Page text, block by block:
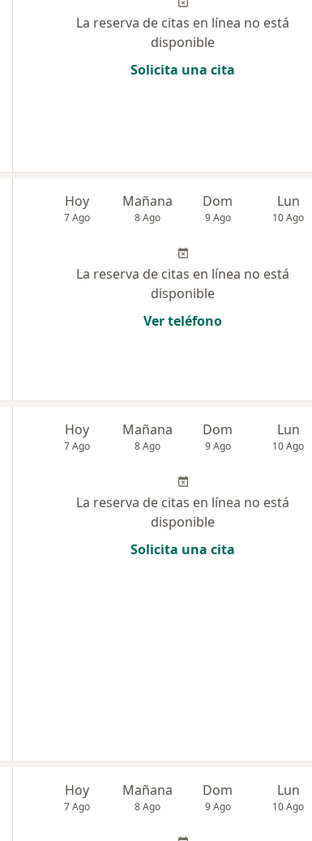
La reserva de citas en línea no está
disponible
Solicita una cita
Hoy
7 Ago
Mañana
8 Ago
Dom
9 Ago
Lun
10 Ago
La reserva de citas en línea no está
disponible
Ver teléfono
Hoy
7 Ago
Mañana
8 Ago
Dom
9 Ago
Lun
10 Ago
La reserva de citas en línea no está
disponible
Solicita una cita
Hoy
7 Ago
Mañana
8 Ago
Dom
9 Ago
Lun
10 Ago